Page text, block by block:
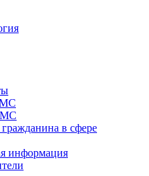
в сфере
информация